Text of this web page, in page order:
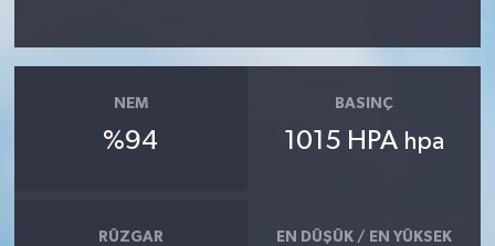
NEM
%94
BASINÇ
1015 HPA hpa
RÜZGAR EN DÜŞÜK / EN YÜKSEK